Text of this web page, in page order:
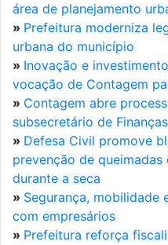
área de planejamento
» Prefeitura moderniza
urbana do município
» Inovação e
vocação de Contagem
» Contagem abre
subsecretário de
» Defesa Civil promove
prevenção de
durante a seca
» Segurança, mobilidade
com empresários
» Prefeitura reforça